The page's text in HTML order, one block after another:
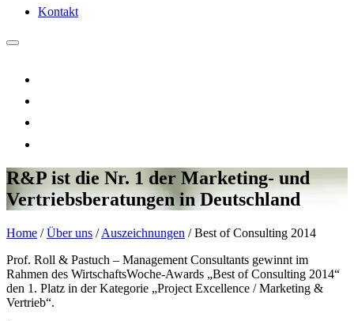
Kontakt
R&P ist die Nr. 1 der Marketing- und
Vertriebsberatungen in Deutschland
Home /Über uns /Auszeichnungen /Best of Consulting 2014
Prof. Roll & Pastuch – Management Consultants gewinnt im
Rahmen des WirtschaftsWoche-Awards „Best of Consulting 2014“
den 1. Platz in der Kategorie „Project Excellence / Marketing &
Vertrieb“.